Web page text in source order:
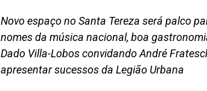
Novo espaço no Santa Tereza será palco
nomes da música nacional, boa
Dado Villa-Lobos convidando André
apresentar sucessos da Legião Urbana